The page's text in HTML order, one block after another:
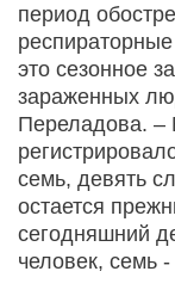
период
это сезонное
зараженных
Переладова. –
семь, девять
остается
сегодняшний
человек, семь